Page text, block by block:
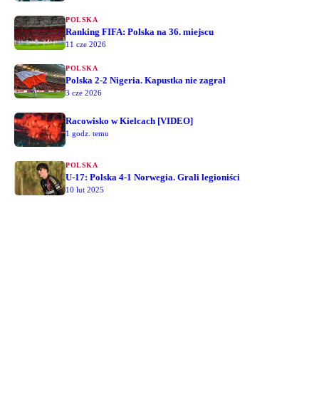
POLSKA
Ranking FIFA: Polska na 36. miejscu
11 cze 2026
POLSKA
Polska 2-2 Nigeria. Kapustka nie zagrał
3 cze 2026
Racowisko w Kielcach [VIDEO]
1 godz. temu
POLSKA
U-17: Polska 4-1 Norwegia. Grali legioniści
10 lut 2025